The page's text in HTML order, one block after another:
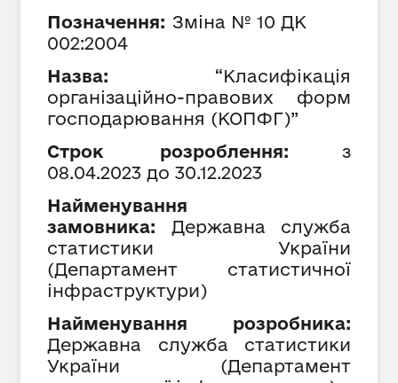
Позначення: Зміна № 10 ДК
002:2004
Назва:
“Класифікація
організаційно-правових форм
господарювання (КОПФГ)”
Строк розроблення:
з
08.04.2023 до 30.12.2023
Найменування
замовника: Державна служба
статистики України
(Департамент статистичної
інфраструктури)
Найменування розробника:
Державна служба статистики
України (Департамент